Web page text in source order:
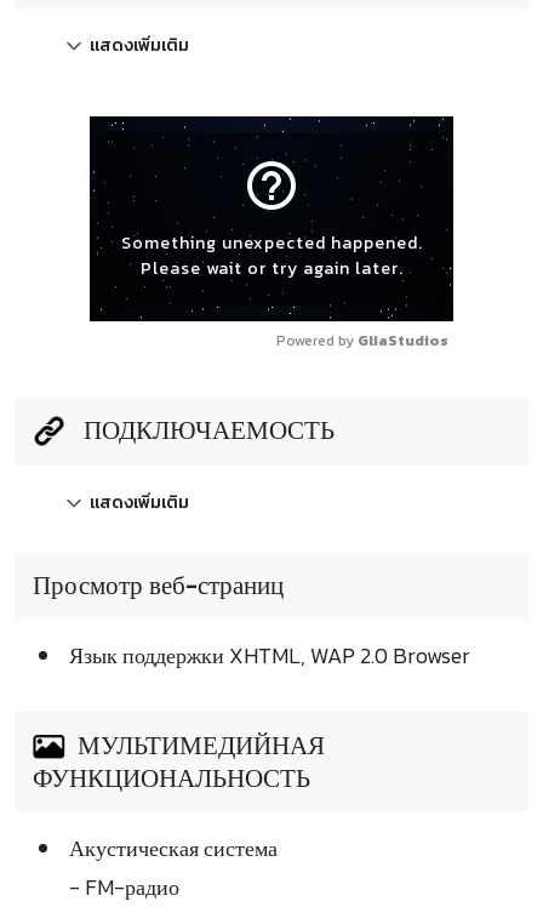
แสดงเพิ่มเติม
help_outline
Something unexpected happened.
Please wait or try again later.
Powered by GliaStudios
ПОДКЛЮЧАЕМОСТЬ
แสดงเพิ่มเติม
Просмотр веб-страниц
Язык поддержки XHTML, WAP 2.0 Browser
МУЛЬТИМЕДИЙНАЯ
ФУНКЦИОНАЛЬНОСТЬ
Акустическая система
- FM-радио